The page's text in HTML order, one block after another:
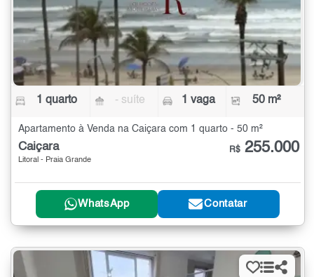
1 quarto - suíte 1 vaga 50 m²
Apartamento à Venda na Caiçara com 1 quarto - 50 m²
Caiçara
Litoral - Praia Grande
R$ 255.000
WhatsApp Contatar